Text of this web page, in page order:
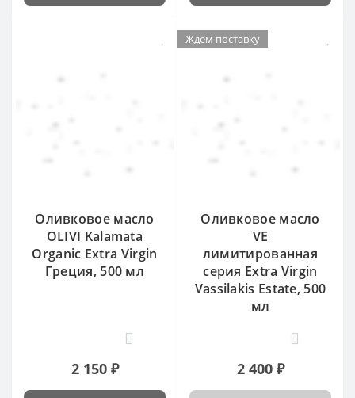
Оливковое масло
OLIVI Kalamata
Organic Extra Virgin
Греция, 500 мл
2 150 ₽
Ждем поставку
Оливковое масло
VE
лимитированная
серия Extra Virgin
Vassilakis Estate, 500
мл
2 400 ₽